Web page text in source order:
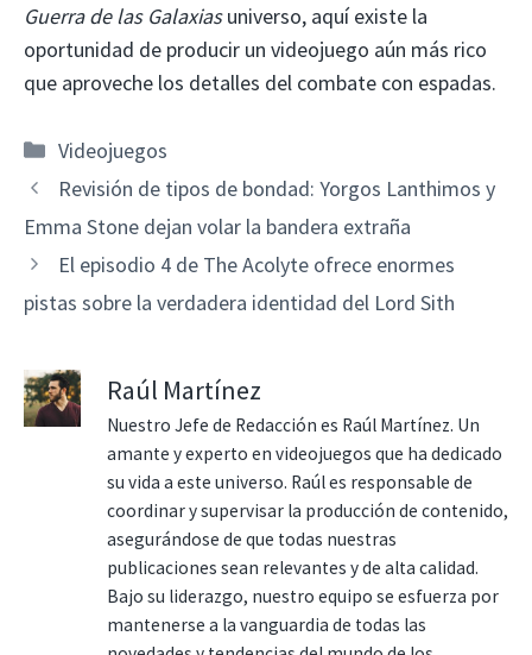
Guerra de las Galaxiasuniverso, aquí existe la
oportunidad de producir un videojuego aún más rico
que aproveche los detalles del combate con espadas.
Categorías
Videojuegos
Revisión de tipos de bondad: Yorgos Lanthimos y
Emma Stone dejan volar la bandera extraña
El episodio 4 de The Acolyte ofrece enormes
pistas sobre la verdadera identidad del Lord Sith
Raúl Martínez
Nuestro Jefe de Redacción es Raúl Martínez. Un
amante y experto en videojuegos que ha dedicado
su vida a este universo. Raúl es responsable de
coordinar y supervisar la producción de contenido,
asegurándose de que todas nuestras
publicaciones sean relevantes y de alta calidad.
Bajo su liderazgo, nuestro equipo se esfuerza por
mantenerse a la vanguardia de todas las